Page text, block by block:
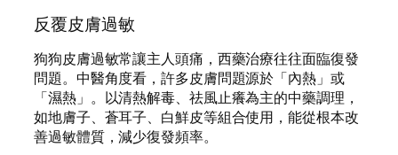
反覆皮膚過敏
狗狗皮膚過敏常讓主人頭痛，西藥治療往往面臨復發
問題。中醫角度看，許多皮膚問題源於「內熱」或
「濕熱」。以清熱解毒、祛風止癢為主的中藥調理，
如地膚子、蒼耳子、白鮮皮等組合使用，能從根本改
善過敏體質，減少復發頻率。